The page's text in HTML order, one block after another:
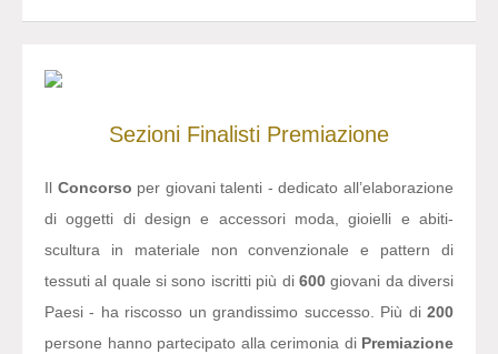
Sezioni Finalisti Premiazione
Il Concorso per giovani talenti - dedicato all’elaborazione
di oggetti di design e accessori moda, gioielli e abiti-
scultura in materiale non convenzionale e pattern di
tessuti al quale si sono iscritti più di 600giovani da diversi
Paesi - ha riscosso un grandissimo successo. Più di 200
persone hanno partecipato alla cerimonia di Premiazione